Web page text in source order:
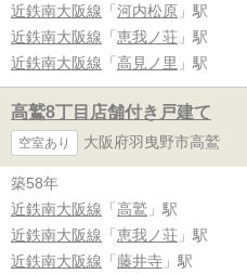
近鉄南大阪線 「 河内松原 」駅
近鉄南大阪線 「 恵我ノ荘 」駅
近鉄南大阪線 「 高見ノ里 」駅
高鷲8丁目店舗付き戸建て
空室あり 大阪府羽曳野市高鷲
築58年
近鉄南大阪線 「 高鷲 」駅
近鉄南大阪線 「 恵我ノ荘 」駅
近鉄南大阪線 「 藤井寺 」駅